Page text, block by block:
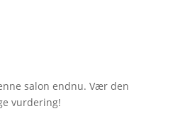
salon endnu. Vær den
vurdering!